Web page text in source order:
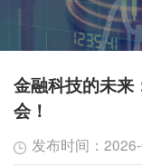
金融科技的未来
会！
发布时间：